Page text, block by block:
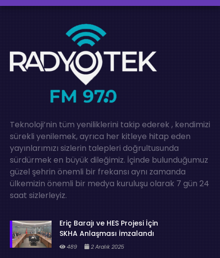
Teknoloji’nin tüm yeniliklerini takip ederek , kendimizi
sürekli yenilemek, ayrıca her kitleye hitap eden
yayınlarımızı sizlerin talepleri doğrultusunda
sürdürmek en büyük dileğimiz. İçinde bulunduğumuz
güzel şehrin önemli bir frekansı aynı zamanda
ülkemizin önemli bir medya kuruluşu olarak 7 gün 24
saat sizlerleyiz.
Eriç Barajı ve HES Projesi İçin
SKHA Anlaşması İmzalandı
489 2 Aralık 2025